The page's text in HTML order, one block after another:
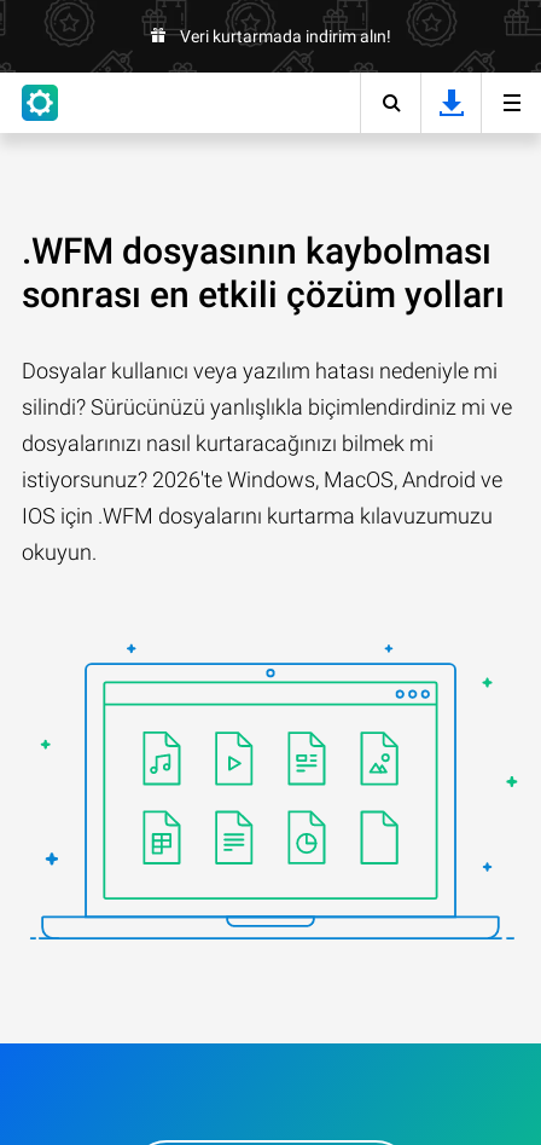
Veri kurtarmada indirim alın!
.WFM dosyasının kaybolması
sonrası en etkili çözüm yolları
Dosyalar kullanıcı veya yazılım hatası nedeniyle mi
silindi? Sürücünüzü yanlışlıkla biçimlendirdiniz mi ve
dosyalarınızı nasıl kurtaracağınızı bilmek mi
istiyorsunuz? 2026'te Windows, MacOS, Android ve
IOS için .WFM dosyalarını kurtarma kılavuzumuzu
okuyun.